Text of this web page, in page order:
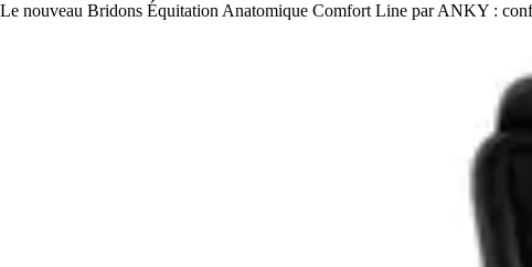
Le nouveau Bridons Équitation Anatomique Comfort Line par ANKY :